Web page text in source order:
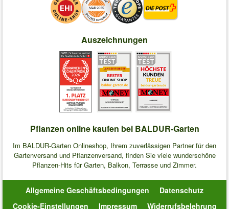
Auszeichnungen
Pflanzen online kaufen bei BALDUR-Garten
Im BALDUR-Garten Onlineshop, Ihrem zuverlässigen Partner für den
Gartenversand und Pflanzenversand, finden Sie viele wunderschöne
Pflanzen-Hits für Garten, Balkon, Terrasse und Zimmer.
Allgemeine Geschäftsbedingungen
Datenschutz
Cookie-Einstellungen
Impressum Widerrufsbelehrung